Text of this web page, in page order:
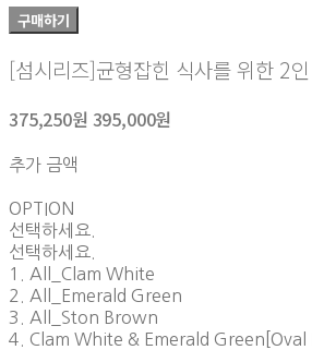
구매하기
[섬시리즈]균형잡힌 식사를 위한 2
375,250원 395,000원
추가 금액
OPTION
선택하세요.
선택하세요.
1. All_Clam White
2. All_Emerald Green
3. All_Ston Brown
4. Clam White & Emerald